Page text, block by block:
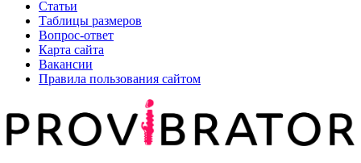
Статьи
Таблицы размеров
Вопрос-ответ
Карта сайта
Вакансии
Правила пользования сайтом